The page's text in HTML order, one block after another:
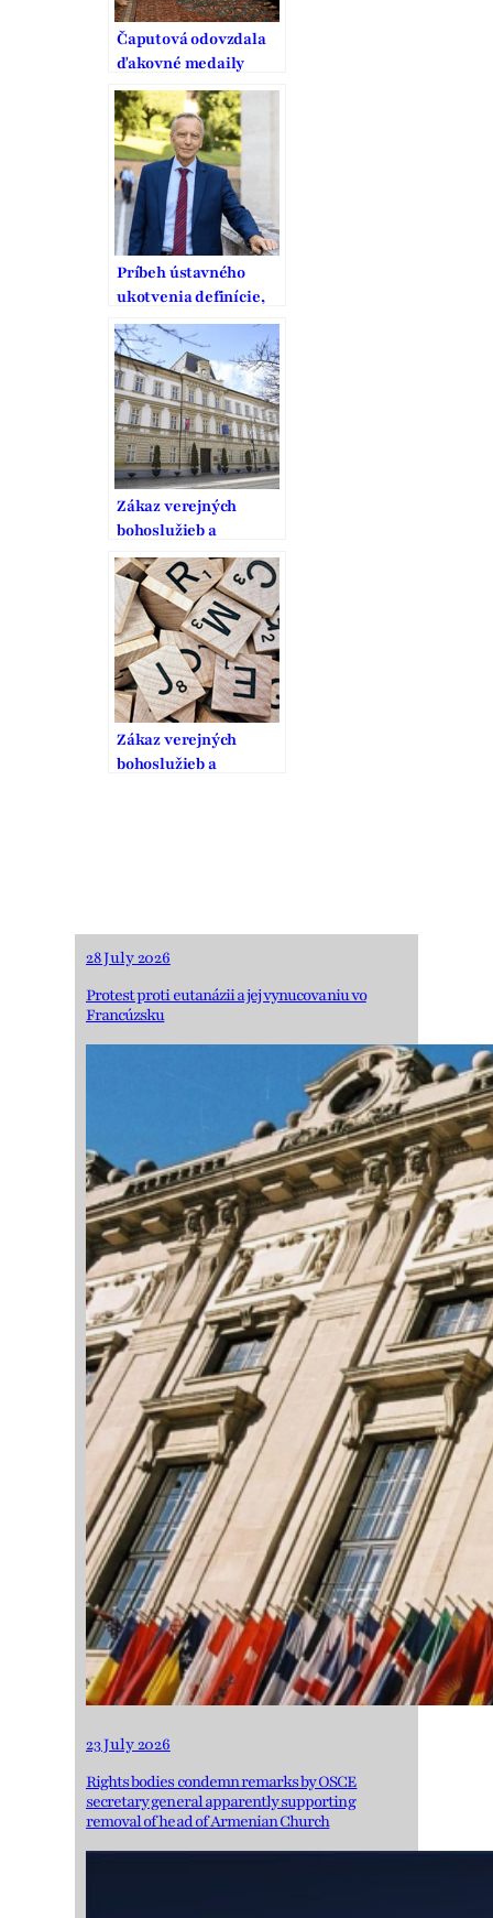
Čaputová odovzdala
ďakovné medaily
osobnostiam, ktoré sa
zaslúžili o vstup do EÚ
a NATO
Príbeh ústavného
ukotvenia definície,
ochrany a podpory
manželstva na
Slovensku
Zákaz verejných
bohoslužieb a
stanovisko Ústavného
súdu
Zákaz verejných
bohoslužieb a
28 July 2026
Protest proti eutanázii a jej vynucovaniu vo
Francúzsku
23 July 2026
Rights bodies condemn remarks by OSCE
secretary general apparently supporting
removal of head of Armenian Church